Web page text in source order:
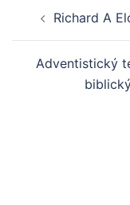
navigation
Richard A
Adventistický